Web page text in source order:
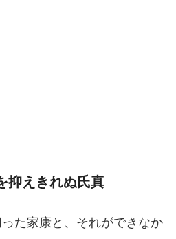
抑えきれぬ氏真
た家康と、それができなか